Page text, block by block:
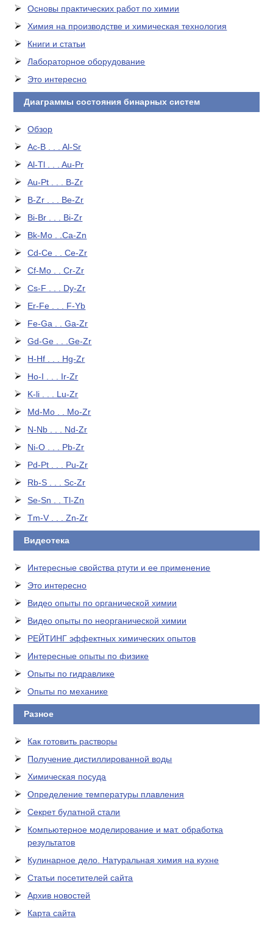
Основы практических работ по химии
Химия на производстве и химическая технология
Книги и статьи
Лабораторное оборудование
Это интересно
Диаграммы состояния бинарных систем
Обзор
Ac-B . . . Al-Sr
Al-Tl . . . Au-Pr
Au-Pt . . . B-Zr
B-Zr . . . Be-Zr
Bi-Br . . . Bi-Zr
Bk-Mo . .Ca-Zn
Cd-Ce . . Ce-Zr
Cf-Mo . . Cr-Zr
Cs-F . . . Dy-Zr
Er-Fe . . . F-Yb
Fe-Ga . . Ga-Zr
Gd-Ge . . .Ge-Zr
H-Hf . . . Hg-Zr
Ho-I . . . Ir-Zr
K-li . . . Lu-Zr
Md-Mo . . Mo-Zr
N-Nb . . . Nd-Zr
Ni-O . . . Pb-Zr
Pd-Pt . . . Pu-Zr
Rb-S . . . Sc-Zr
Se-Sn . . Tl-Zn
Tm-V . . . Zn-Zr
Видеотека
Интересные свойства ртути и ее применение
Это интересно
Видео опыты по органической химии
Видео опыты по неорганической химии
РЕЙТИНГ эффектных химических опытов
Интересные опыты по физике
Опыты по гидравлике
Опыты по механике
Разное
Как готовить растворы
Получение дистиллированной воды
Химическая посуда
Определение температуры плавления
Секрет булатной стали
Компьютерное моделирование и мат. обработка
результатов
Кулинарное дело. Натуральная химия на кухне
Статьи посетителей сайта
Архив новостей
Карта сайта